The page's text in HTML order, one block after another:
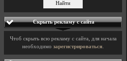
Скрыть рекламу с сайта
Чтоб скрыть всю рекламу с сайта, для начала
необходимо зарегистрироваться